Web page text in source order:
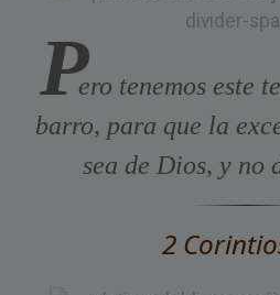
Pero tenemos este
barro, para que la
sea de Dios, y no
2